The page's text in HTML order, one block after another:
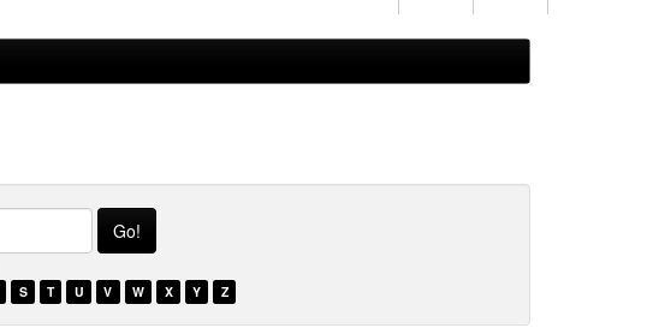
S T U V W X Y Z